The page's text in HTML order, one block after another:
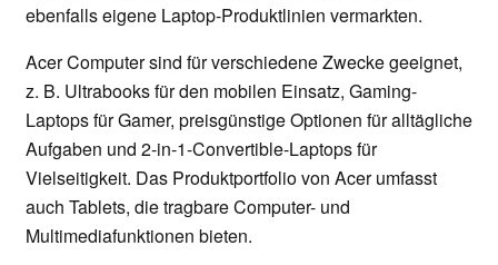
ebenfalls eigene Laptop-Produktlinien vermarkten.
Acer Computer sind für verschiedene Zwecke geeignet,
z. B. Ultrabooks für den mobilen Einsatz, Gaming-
Laptops für Gamer, preisgünstige Optionen für alltägliche
Aufgaben und 2-in-1-Convertible-Laptops für
Vielseitigkeit. Das Produktportfolio von Acer umfasst
auch Tablets, die tragbare Computer- und
Multimediafunktionen bieten.